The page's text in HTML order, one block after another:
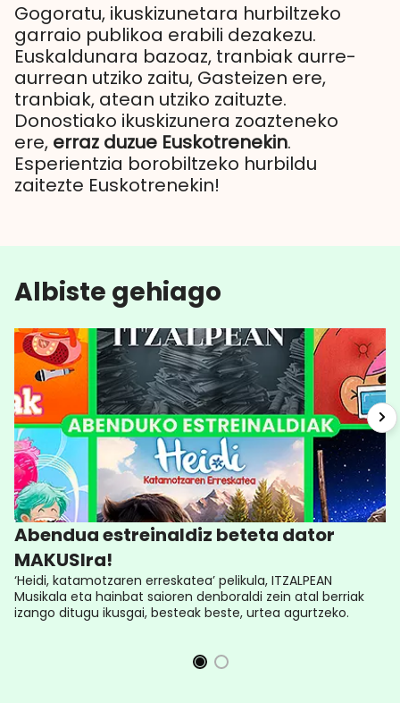
Gogoratu, ikuskizunetara hurbiltzeko
garraio publikoa erabili dezakezu.
Euskaldunara bazoaz, tranbiak aurre-
aurrean utziko zaitu, Gasteizen ere,
tranbiak, atean utziko zaituzte.
Donostiako ikuskizunera zoazteneko
ere, erraz duzue Euskotrenekin.
Esperientzia borobiltzeko hurbildu
zaitezte Euskotrenekin!
Albiste gehiago
Abendua estreinaldiz beteta dator
MAKUSIra!
‘Heidi, katamotzaren erreskatea’ pelikula, ITZALPEAN
Musikala eta hainbat saioren denboraldi zein atal berriak
izango ditugu ikusgai, besteak beste, urtea agurtzeko.